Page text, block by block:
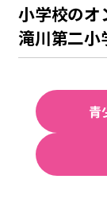
小学校のオ
滝川第二小
青